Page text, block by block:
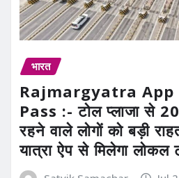
भारत
Rajmargyatra App
Pass :- टोल प्लाजा से
रहने वाले लोगों को बड़ी
यात्रा ऐप से मिलेगा लोकल